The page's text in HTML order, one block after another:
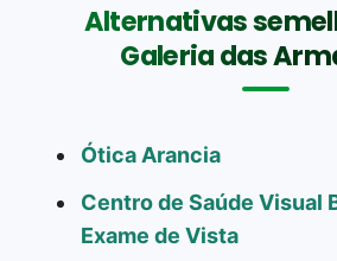
Alternativas
Galeria das
Ótica Arancia
Centro de Saúde Visual
Exame de Vista